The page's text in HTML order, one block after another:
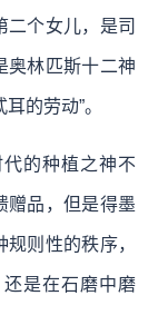
二个女儿，是司
奥林匹斯十二神
的劳动”。
的种植之神不
赠品，但是得墨
则性的秩序，
是在石磨中磨